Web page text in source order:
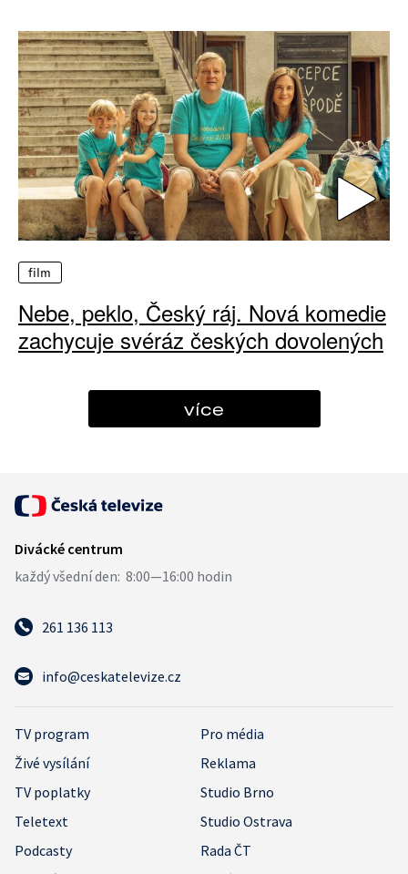
film
Nebe, peklo, Český ráj. Nová komedie
zachycuje svéráz českých dovolených
více
261 136 113
info@ceskatelevize.cz
TV program
Pro média
Živé vysílání
Reklama
TV poplatky
Studio Brno
Teletext
Studio Ostrava
Podcasty
Rada ČT